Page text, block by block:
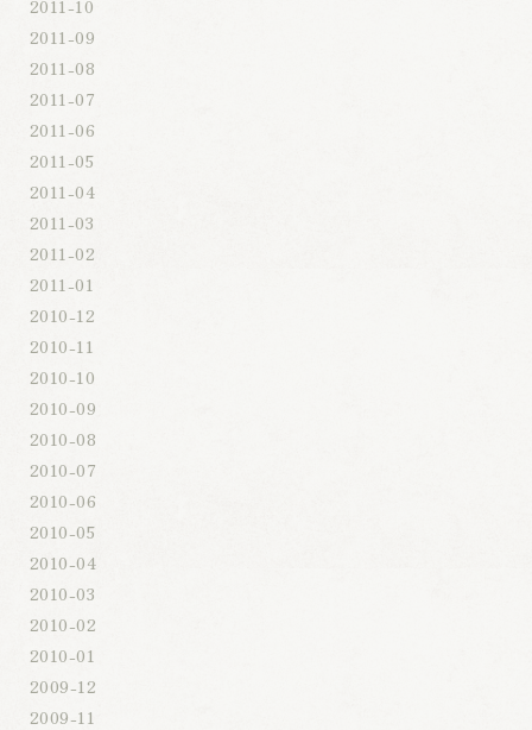
2011-10
2011-09
2011-08
2011-07
2011-06
2011-05
2011-04
2011-03
2011-02
2011-01
2010-12
2010-11
2010-10
2010-09
2010-08
2010-07
2010-06
2010-05
2010-04
2010-03
2010-02
2010-01
2009-12
2009-11